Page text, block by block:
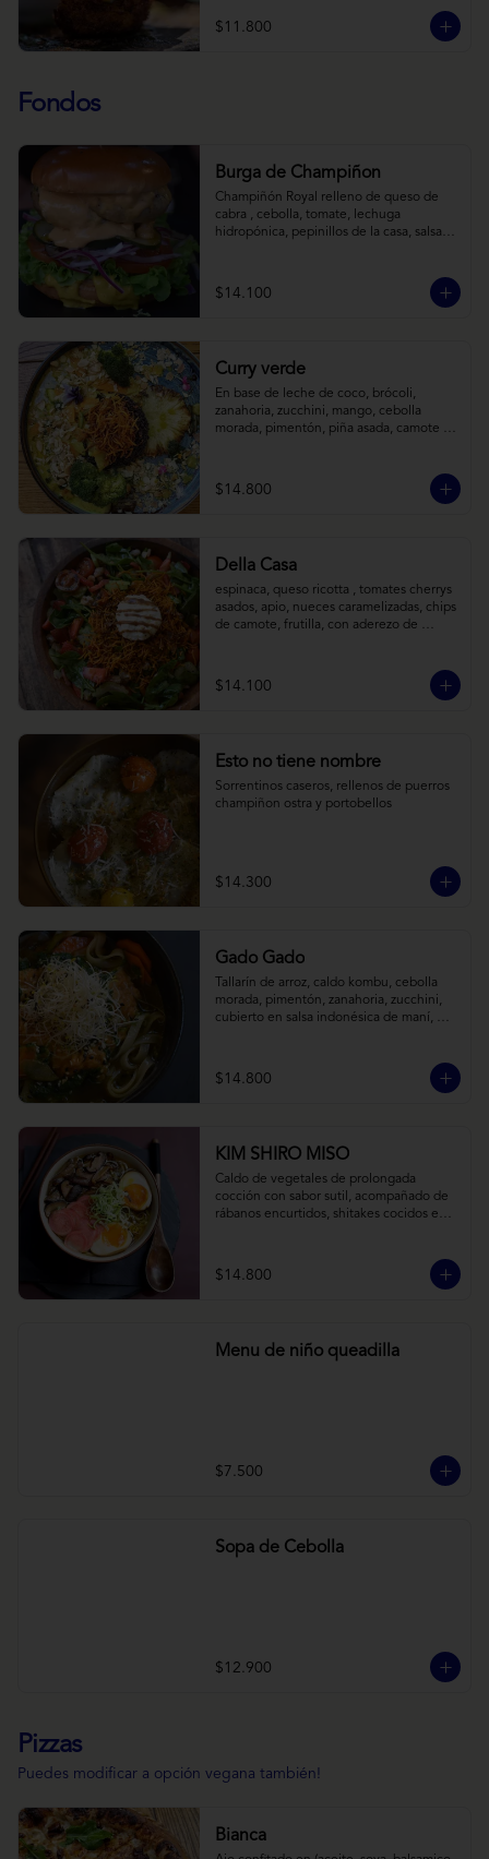
de crema de coco con wasabi y tierra de
cochayuyo.
$11.800
Fondos
Burga de Champiñon
Champiñón Royal relleno de queso de
cabra , cebolla, tomate, lechuga
hidropónica, pepinillos de la casa, salsa
$14.100
Curry verde
En base de leche de coco, brócoli,
zanahoria, zucchini, mango, cebolla
morada, pimentón, piña asada, camote
$14.800
Della Casa
espinaca, queso ricotta , tomates cherrys
asados, apio, nueces caramelizadas, chips
de camote, frutilla, con aderezo de
$14.100
Esto no tiene nombre
Sorrentinos caseros, rellenos de puerros
champiñon ostra y portobellos
$14.300
Gado Gado
Tallarín de arroz, caldo kombu, cebolla
morada, pimentón, zanahoria, zucchini,
cubierto en salsa indonésica de maní,
$14.800
KIM SHIRO MISO
Caldo de vegetales de prolongada
cocción con sabor sutil, acompañado de
rábanos encurtidos, shitakes cocidos en
vegana) y los infaltables fideos de ramen.
$14.800
Menu de niño queadilla
$7.500
Sopa de Cebolla
$12.900
Pizzas
Puedes modificar a opción vegana también!
Bianca